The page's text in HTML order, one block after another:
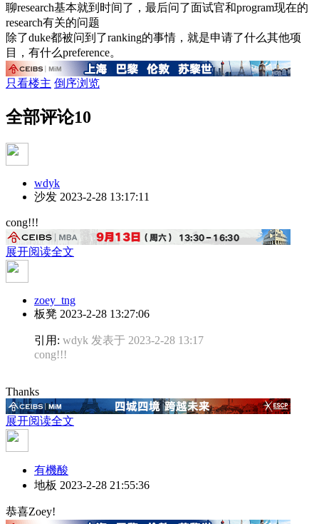
聊research基本就到时间了，最后问了面试官和program现在的
research有关的问题
除了duke都被问到了ranking的事情，就是申请了什么其他项
目，有什么preference。
只看楼主 倒序浏览
全部评论10
wdyk
沙发 2023-2-28 13:17:11
cong!!!
展开阅读全文
zoey_tng
板凳 2023-2-28 13:27:06
引用: wdyk 发表于 2023-2-28 13:17
cong!!!
Thanks
展开阅读全文
有機酸
地板 2023-2-28 21:55:36
恭喜Zoey!